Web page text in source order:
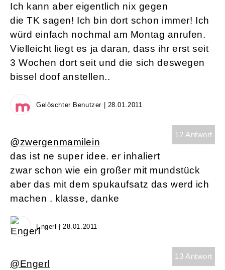
Ich kann aber eigentlich nix gegen
die TK sagen! Ich bin dort schon immer! Ich
würd einfach nochmal am Montag anrufen.
Vielleicht liegt es ja daran, dass ihr erst seit
3 Wochen dort seit und die sich deswegen
bissel doof anstellen..
Gelöschter Benutzer | 28.01.2011
12 Antwort
@zwergenmamilein
das ist ne super idee. er inhaliert
zwar schon wie ein großer mit mundstück
aber das mit dem spukaufsatz das werd ich
machen . klasse, danke
Engerl | 28.01.2011
13 Antwort
@Engerl